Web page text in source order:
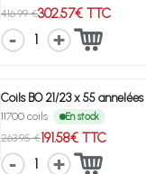
416.99 €302.57€ TTC
1
Coils BO 21/23 x 55 annelées
11700 coils En stock
263.95 €191.58€ TTC
1